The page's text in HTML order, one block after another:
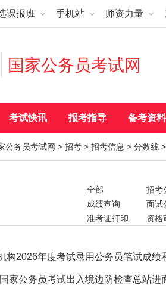
课报班 手机站 师资力量
国家公务员考试网
考试快讯 报考指导 备考资料
公务员考试网 > 招考 > 招考信息 > 分数线 >
全部 招考
成绩查询
面试
准考证打印
资格
考前须知
资格
构2026年度考试录用公务员笔试成绩
家公务员考试出入境边防检查总站进